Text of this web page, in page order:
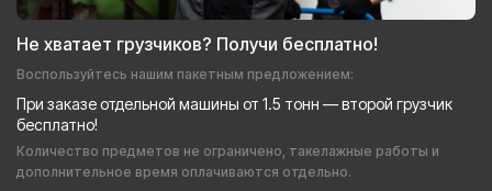
Не хватает грузчиков? Получи бесплатно!
Воспользуйтесь нашим пакетным предложением:
При заказе отдельной машины от 1.5 тонн — второй грузчик
бесплатно!
Количество предметов не ограничено, такелажные работы и
дополнительное время оплачиваются отдельно.